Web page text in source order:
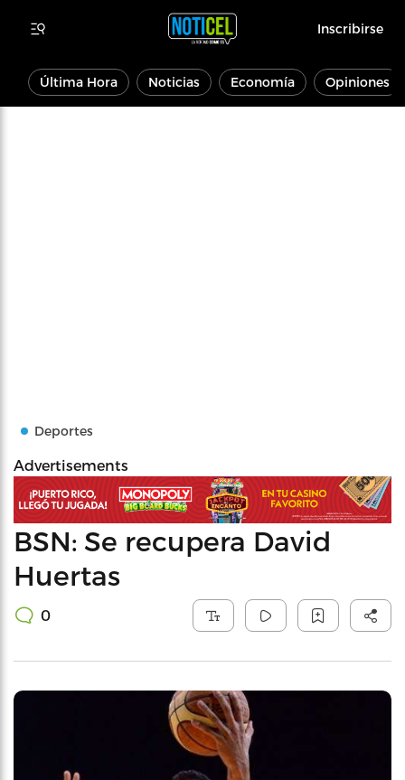
Inscribirse
Última Hora Noticias Economía Opiniones
Deportes
Advertisements
BSN: Se recupera David
Huertas
0